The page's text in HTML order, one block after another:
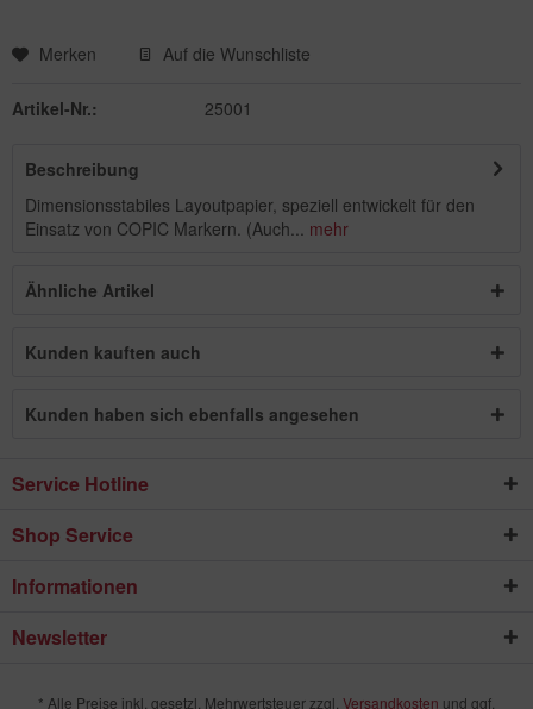
Merken Auf die Wunschliste
Artikel-Nr.: 25001
Beschreibung
Dimensionsstabiles Layoutpapier, speziell entwickelt für den
Einsatz von COPIC Markern. (Auch... mehr
Ähnliche Artikel
Kunden kauften auch
Kunden haben sich ebenfalls angesehen
Service Hotline
Shop Service
Informationen
Newsletter
* Alle Preise inkl. gesetzl. Mehrwertsteuer zzgl. Versandkosten und ggf.